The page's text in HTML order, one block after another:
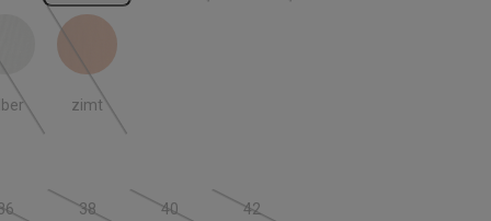
(Diese Option ist zurzeit nicht verfügbar.)
zimt
zimt
(Diese Option ist zurzeit nicht verfügbar.)
(Diese Option ist zurzeit nicht verfügbar.)
38(Diese Option ist zurzeit nicht verfügbar.)
40(Diese Option ist zurzeit nicht verfügbar.)
42(Diese Option ist zurzeit nicht